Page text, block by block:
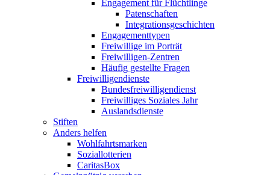
Engagement für Flüchtlinge
Patenschaften
Integrationsgeschichten
Engagementtypen
Freiwillige im Porträt
Freiwilligen-Zentren
Häufig gestellte Fragen
Freiwilligendienste
Bundesfreiwilligendienst
Freiwilliges Soziales Jahr
Auslandsdienste
Stiften
Anders helfen
Wohlfahrtsmarken
Soziallotterien
CaritasBox